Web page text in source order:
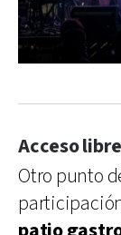
Acceso
Otro punto